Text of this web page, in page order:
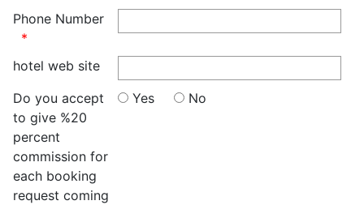
Phone Number
hotel web site
Do you accept
to give %20
percent
commission for
each booking
request coming
Yes No